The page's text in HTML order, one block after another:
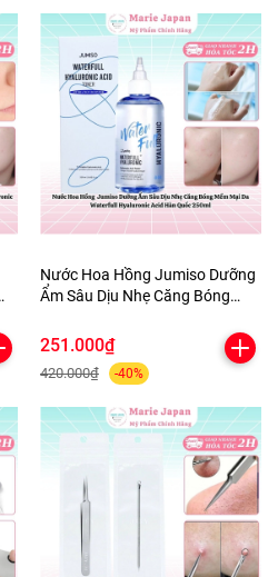
Nước Hoa Hồng Jumiso Dưỡng
Ẩm Sâu Dịu Nhẹ Căng Bóng
Hyaluronic Acid Hàn Quốc
251.000₫
420.000₫ -40%